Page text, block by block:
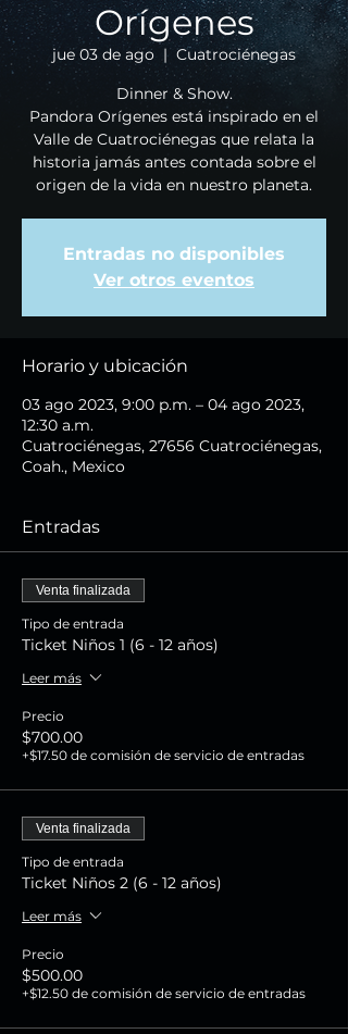
Orígenes
jue 03 de ago
  |
Cuatrociénegas
Dinner & Show.
Pandora Orígenes está inspirado en el
Valle de Cuatrociénegas que relata la
historia jamás antes contada sobre el
origen de la vida en nuestro planeta.
Entradas no disponibles
Ver otros eventos
Horario y ubicación
03 ago 2023, 9:00 p.m. – 04 ago 2023,
12:30 a.m.
Cuatrociénegas, 27656 Cuatrociénegas,
Coah., Mexico
Entradas
Venta finalizada
Tipo de entrada
Ticket Niños 1 (6 - 12 años)
Leer más
Precio
$700.00
+$17.50 de comisión de servicio de entradas
Venta finalizada
Tipo de entrada
Ticket Niños 2 (6 - 12 años)
Leer más
Precio
$500.00
+$12.50 de comisión de servicio de entradas